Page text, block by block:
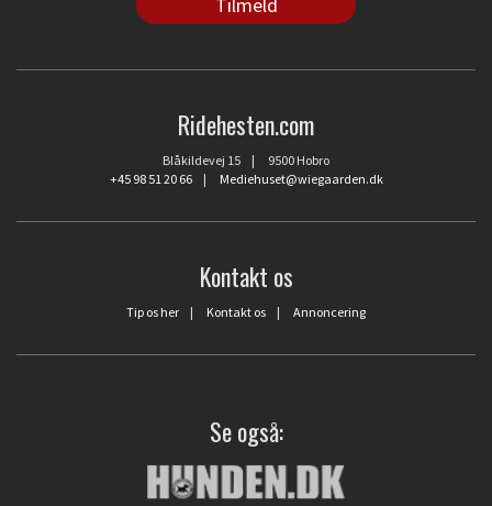
Ridehesten.com
Blåkildevej 15 | 9500 Hobro
+45 98 51 20 66| Mediehuset@wiegaarden.dk
Kontakt os
Tip os her | Kontakt os | Annoncering
Se også: